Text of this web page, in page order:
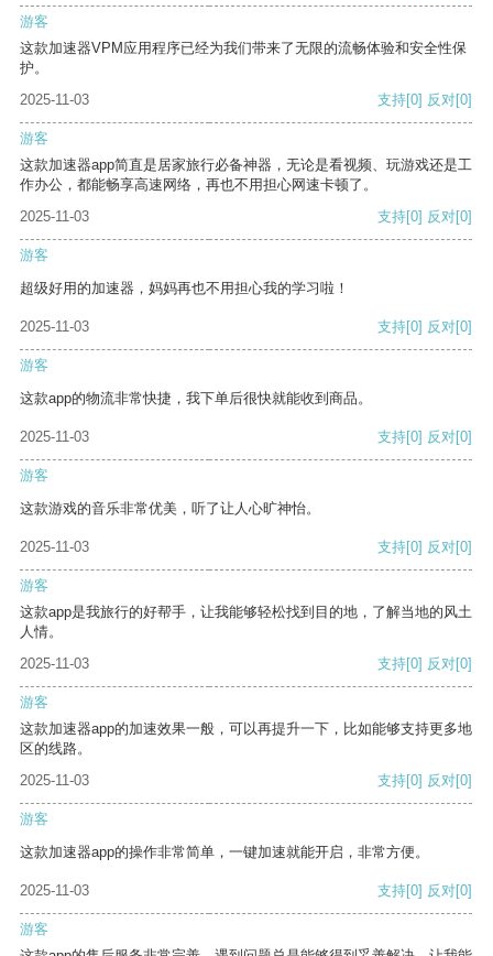
游客
这款加速器VPM应用程序已经为我们带来了无限的流畅体验和安全性保
护。
2025-11-03
支持[0] 反对[0]
游客
这款加速器app简直是居家旅行必备神器，无论是看视频、玩游戏还是工
作办公，都能畅享高速网络，再也不用担心网速卡顿了。
2025-11-03
支持[0] 反对[0]
游客
超级好用的加速器，妈妈再也不用担心我的学习啦！
2025-11-03 支持[0] 反对[0]
游客
这款app的物流非常快捷，我下单后很快就能收到商品。
2025-11-03 支持[0] 反对[0]
游客
这款游戏的音乐非常优美，听了让人心旷神怡。
2025-11-03 支持[0] 反对[0]
游客
这款app是我旅行的好帮手，让我能够轻松找到目的地，了解当地的风土
人情。
2025-11-03
支持[0] 反对[0]
游客
这款加速器app的加速效果一般，可以再提升一下，比如能够支持更多地
区的线路。
2025-11-03
支持[0] 反对[0]
游客
这款加速器app的操作非常简单，一键加速就能开启，非常方便。
2025-11-03 支持[0] 反对[0]
游客